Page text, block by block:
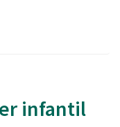
infantil